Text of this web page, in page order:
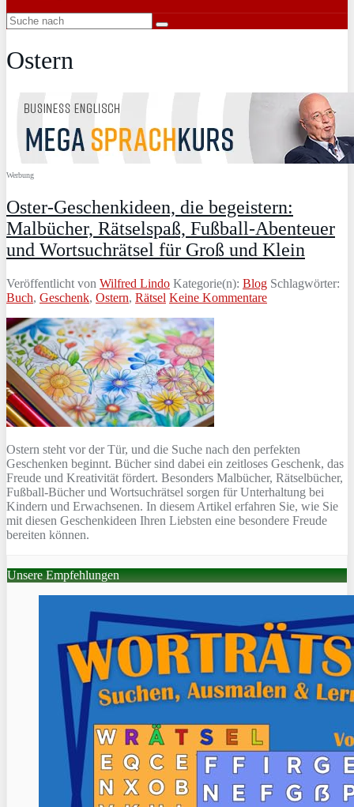
Ostern
Werbung
Oster-Geschenkideen, die begeistern:
Malbücher, Rätselspaß, Fußball-Abenteuer
und Wortsuchrätsel für Groß und Klein
Veröffentlicht von Wilfred Lindo Kategorie(n): Blog Schlagwörter:
Buch, Geschenk, Ostern, Rätsel Keine Kommentare
Ostern steht vor der Tür, und die Suche nach den perfekten
Geschenken beginnt. Bücher sind dabei ein zeitloses Geschenk, das
Freude und Kreativität fördert. Besonders Malbücher, Rätselbücher,
Fußball-Bücher und Wortsuchrätsel sorgen für Unterhaltung bei
Kindern und Erwachsenen. In diesem Artikel erfahren Sie, wie Sie
mit diesen Geschenkideen Ihren Liebsten eine besondere Freude
bereiten können.
Unsere Empfehlungen